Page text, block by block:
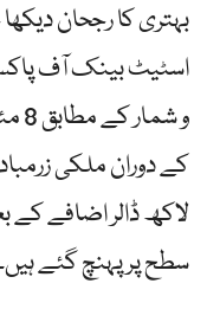
بہتری کا رجحان
اسٹیٹ بینک آف
سطح پر پہنچ گئے